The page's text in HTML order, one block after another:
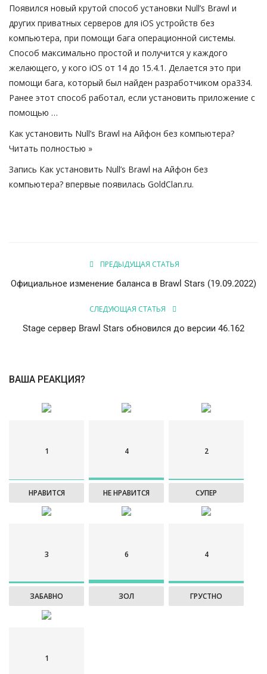
Появился новый крутой способ установки Null’s Brawl и
других приватных серверов для iOS устройств без
компьютера, при помощи бага операционной системы.
Способ максимально простой и получится у каждого
желающего, у кого iOS от 14 до 15.4.1. Делается это при
помощи бага, который был найден разработчиком opa334.
Ранее этот способ работал, если установить приложение с
помощью …
Как установить Null’s Brawl на Айфон без компьютера?
Читать полностью »
Запись Как установить Null’s Brawl на Айфон без
компьютера? впервые появилась GoldClan.ru.
ПРЕДЫДУЩАЯ СТАТЬЯ
Официальное изменение баланса в Brawl Stars (19.09.2022)
СЛЕДУЮЩАЯ СТАТЬЯ
Stage сервер Brawl Stars обновился до версии 46.162
ВАША РЕАКЦИЯ?
1
НРАВИТСЯ
4
НЕ НРАВИТСЯ
2
СУПЕР
3
ЗАБАВНО
6
ЗОЛ
4
ГРУСТНО
1